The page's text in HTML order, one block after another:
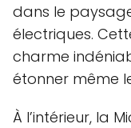
dans le
électriques.
charme
étonner même
À l’intérieur, la